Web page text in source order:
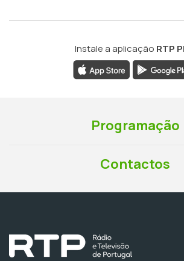
Instale a aplicação RTP
Programação
Contactos